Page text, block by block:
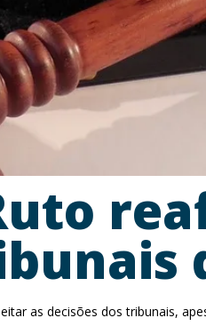
as decisões dos tribunais,